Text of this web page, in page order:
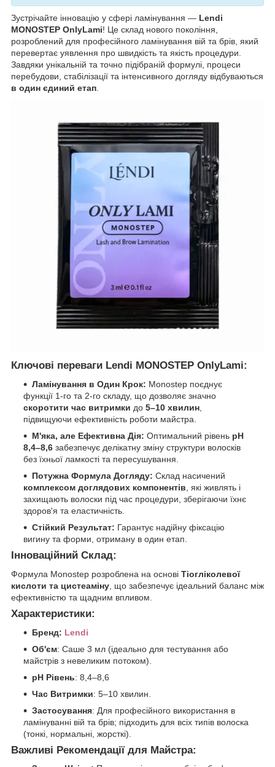
Зустрічайте інновацію у сфері ламінування — Lendi
MONOSTEP OnlyLami! Це склад нового покоління,
розроблений для професійного ламінування вій та брів, який
перевертає уявлення про швидкість та якість процедури.
Завдяки унікальній та точно підібраній формулі, процеси
перебудови, стабілізації та інтенсивного догляду відбуваються
в один єдиний етап.
Ключові переваги Lendi MONOSTEP OnlyLami:
Ламінування в Один Крок: Monostep поєднує
функції 1-го та 2-го складу, що дозволяє значно
скоротити час витримки до 5–10 хвилин
підвищуючи ефективність роботи майстра.
М'яка, але Ефективна Дія: Оптимальний рівень pH
8,4–8,6 забезпечує делікатну зміну структури волосків
без їхньої ламкості та пересушування.
Потужна Формула Догляду: Склад насичений
комплексом доглядових компонентів , які живлять і
захищають волоски під час процедури, зберігаючи їхнє
здоров'я та еластичність.
Стійкий Результат: Гарантує надійну фіксацію
вигину та форми, отриману в один етап.
Інноваційний Склад:
Формула Monostep розроблена на основі Тіогліколевої
кислоти та цистеаміну , що забезпечує ідеальний баланс між
ефективністю та щадним впливом.
Характеристики:
Бренд: Lendi
Об'єм: Саше 3 мл (ідеально для тестування або
майстрів з невеликим потоком).
pH Рівень: 8,4–8,6
Час Витримки: 5–10 хвилин.
Застосування: Для професійного використання в
ламінуванні вій та брів; підходить для всіх типів волоска
(тонкі, нормальні, жорсткі).
Важливі Рекомендації для Майстра: